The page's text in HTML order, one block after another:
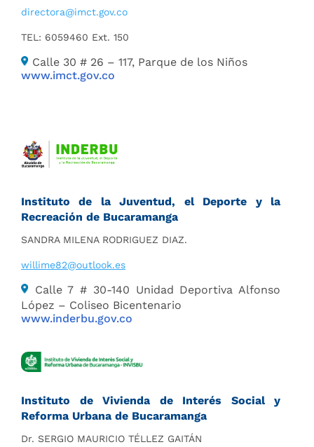
directora@imct.gov.co
TEL: 6059460 Ext. 150
Calle 30 # 26 – 117, Parque de los Niños
www.imct.gov.co
Instituto de la Juventud, el Deporte y la
Recreación de Bucaramanga
SANDRA MILENA RODRIGUEZ DIAZ.
willime82@outlook.es
Calle 7 # 30-140 Unidad Deportiva Alfonso
López – Coliseo Bicentenario
www.inderbu.gov.co
Instituto de Vivienda de Interés Social y
Reforma Urbana de Bucaramanga
Dr. SERGIO MAURICIO TÉLLEZ GAITÁN